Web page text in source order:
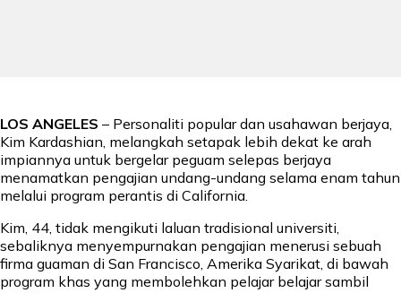
LOS ANGELES – Personaliti popular dan usahawan berjaya,
Kim Kardashian, melangkah setapak lebih dekat ke arah
impiannya untuk bergelar peguam selepas berjaya
menamatkan pengajian undang-undang selama enam tahun
melalui program perantis di California.
Kim, 44, tidak mengikuti laluan tradisional universiti,
sebaliknya menyempurnakan pengajian menerusi sebuah
firma guaman di San Francisco, Amerika Syarikat, di bawah
program khas yang membolehkan pelajar belajar sambil